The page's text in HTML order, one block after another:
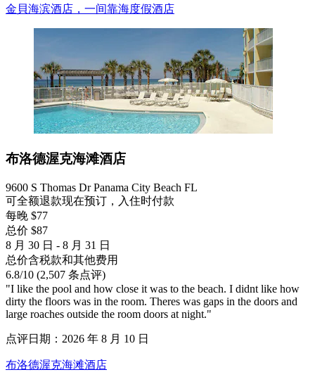
金貝海滨酒店，一间靠海度假酒店
布洛德渥克海滩酒店
9600 S Thomas Dr Panama City Beach FL
可全额退款现在预订，入住时付款
每晚 $77
总价 $87
8 月 30 日 - 8 月 31 日
总价含税款和其他费用
6.8/10 (2,507 条点评)
"I like the pool and how close it was to the beach. I didnt like how
dirty the floors was in the room. Theres was gaps in the doors and
large roaches outside the room doors at night."
点评日期：2026 年 8 月 10 日
布洛德渥克海滩酒店